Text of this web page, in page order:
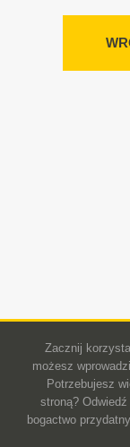
Zacznij
możesz
Potrzebujesz
stroną?
bogactwo